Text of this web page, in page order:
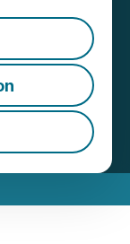
End
Obsidian